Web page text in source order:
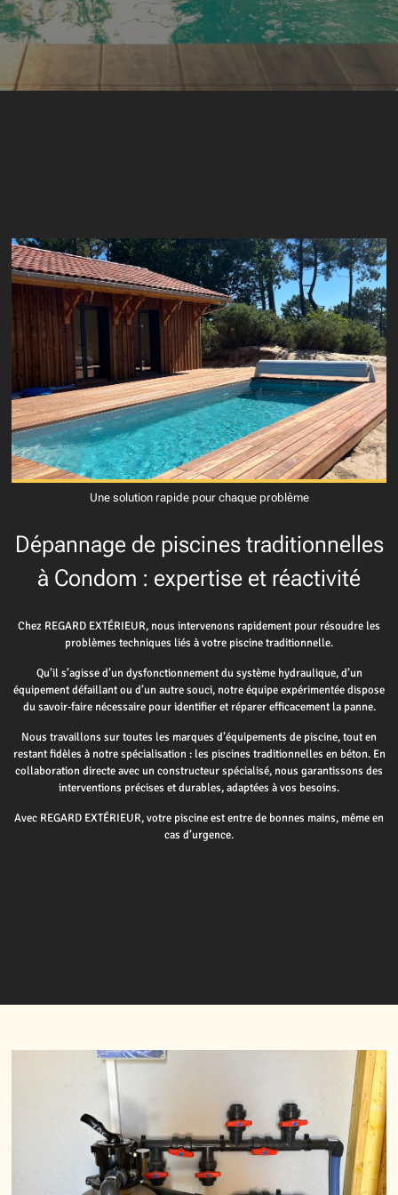
Une solution rapide pour chaque problème
Dépannage de piscines traditionnelles
à Condom : expertise et réactivité
Chez REGARD EXTÉRIEUR, nous intervenons rapidement pour résoudre les
problèmes techniques liés à votre piscine traditionnelle.
Qu’il s’agisse d’un dysfonctionnement du système hydraulique, d’un
équipement défaillant ou d’un autre souci, notre équipe expérimentée dispose
du savoir-faire nécessaire pour identifier et réparer efficacement la panne.
Nous travaillons sur toutes les marques d’équipements de piscine, tout en
restant fidèles à notre spécialisation : les piscines traditionnelles en béton. En
collaboration directe avec un constructeur spécialisé, nous garantissons des
interventions précises et durables, adaptées à vos besoins.
Avec REGARD EXTÉRIEUR, votre piscine est entre de bonnes mains, même en
cas d’urgence.